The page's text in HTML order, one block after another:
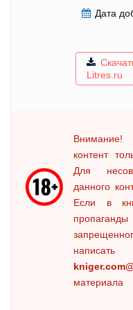
Дата
Litres.ru
Внимание!
контент
Для
данного
Если в
материала